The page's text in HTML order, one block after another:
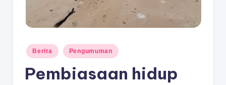
A
G
Posted
in
Berita Pengumuman
Pembiasaan hidup